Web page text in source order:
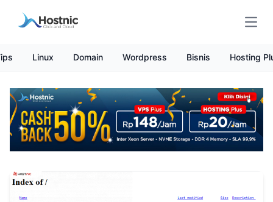
Linux Domain Wordpress Bisnis Hosting